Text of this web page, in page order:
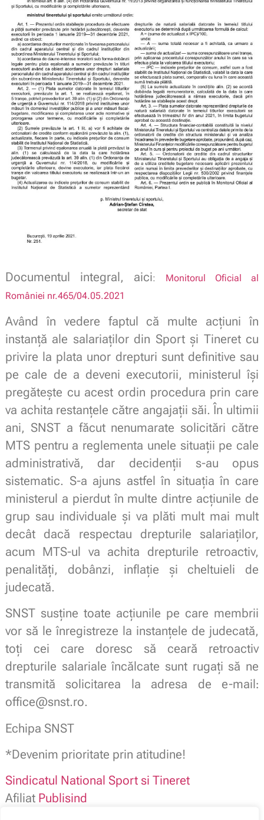
Documentul integral, aici:
Monitorul Oficial al
României nr.465/04.05.2021
Având în vedere faptul că multe acțiuni în
instanță ale salariaților din Sport și Tineret cu
privire la plata unor drepturi sunt definitive sau
pe cale de a deveni executorii, ministerul își
pregătește cu acest ordin procedura prin care
va achita restanțele către angajații săi. În ultimii
ani, SNST a făcut nenumarate solicitări către
MTS pentru a reglementa unele situații pe cale
administrativă, dar decidenții s-au opus
sistematic. S-a ajuns astfel în situația în care
ministerul a pierdut în multe dintre acțiunile de
grup sau individuale și va plăti mult mai mult
decât dacă respectau drepturile salariaților,
acum MTS-ul va achita drepturile retroactiv,
penalități, dobânzi, inflație și cheltuieli de
judecată.
SNST susține toate acțiunile pe care membrii
vor să le înregistreze la instanțele de judecată,
toți cei care doresc să ceară retroactiv
drepturile salariale încălcate sunt rugați să ne
transmită solicitarea la adresa de e-mail:
office@snst.ro.
Echipa SNST
*Devenim prioritate prin atitudine!
Sindicatul National Sport si Tineret
Afiliat Publisind